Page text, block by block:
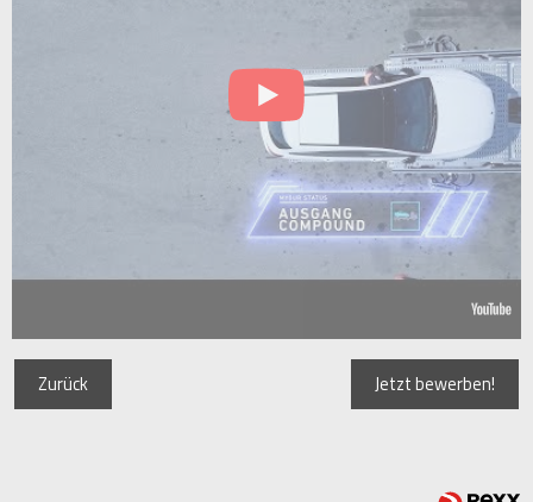
Zurück Jetzt bewerben!